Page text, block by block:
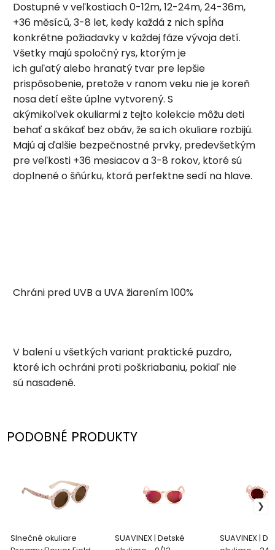
Dostupné v veľkostiach 0-12m, 12-24m, 24-36m,
+36 měsíců, 3-8 let, kedy každá z nich spĺňa
konkrétne požiadavky v každej fáze vývoja detí.
Všetky majú spoločný rys, ktorým je
ich guľatý alebo hranatý tvar pre lepšie
prispôsobenie, pretože v ranom veku nie je koreň
nosa detí ešte úplne vytvorený. S
akýmikoľvek okuliarmi z tejto kolekcie môžu deti
behať a skákať bez obáv, že sa ich okuliare rozbijú.
Majú aj ďalšie bezpečnostné prvky, predevšetkým
pre veľkosti +36 mesiacov a 3-8 rokov, ktoré sú
doplnené o šňúrku, ktorá perfektne sedí na hlave.
Chráni pred UVB a UVA žiarením 100%
V balení u všetkých variant praktické puzdro,
ktoré ich ochráni proti poškriabaniu, pokiaľ nie
sú nasadené.
PODOBNÉ PRODUKTY
Slnečné okuliare
SUAVINEX | Detské
SUAVINEX |